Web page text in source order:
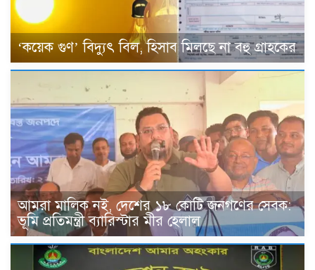
‘কয়েক গুণ’ বিদ্যুৎ বিল, হিসাব মিলছে না বহু গ্রাহকের
আমরা মালিক নই, দেশের ১৮ কোটি জনগণের সেবক:
ভূমি প্রতিমন্ত্রী ব্যারিস্টার মীর হেলাল